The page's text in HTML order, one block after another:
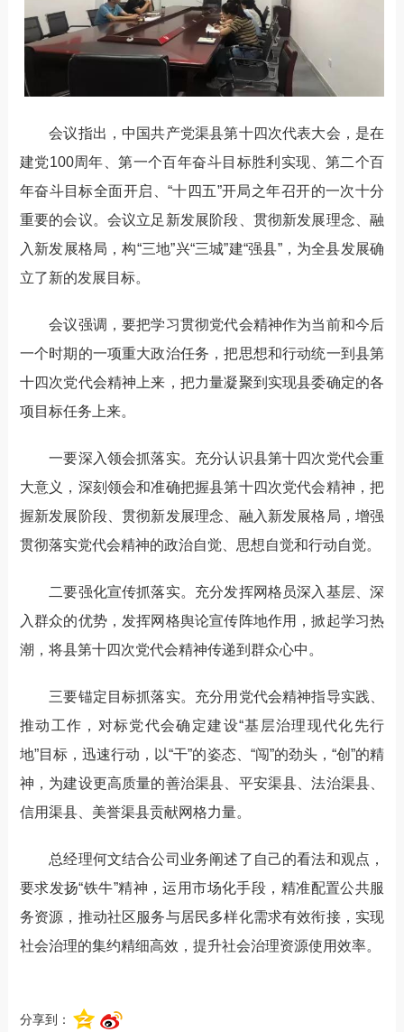
会议指出，中国共产党渠县第十四次代表大会，是在
建党100周年、第一个百年奋斗目标胜利实现、第二个百
年奋斗目标全面开启、“十四五”开局之年召开的一次十分
重要的会议。会议立足新发展阶段、贯彻新发展理念、融
入新发展格局，构“三地”兴“三城”建“强县”，为全县发展确
立了新的发展目标。
会议强调，要把学习贯彻党代会精神作为当前和今后
一个时期的一项重大政治任务，把思想和行动统一到县第
十四次党代会精神上来，把力量凝聚到实现县委确定的各
项目标任务上来。
一要深入领会抓落实。充分认识县第十四次党代会重
大意义，深刻领会和准确把握县第十四次党代会精神，把
握新发展阶段、贯彻新发展理念、融入新发展格局，增强
贯彻落实党代会精神的政治自觉、思想自觉和行动自觉。
二要强化宣传抓落实。充分发挥网格员深入基层、深
入群众的优势，发挥网格舆论宣传阵地作用，掀起学习热
潮，将县第十四次党代会精神传递到群众心中。
三要锚定目标抓落实。充分用党代会精神指导实践、
推动工作，对标党代会确定建设“基层治理现代化先行
地”目标，迅速行动，以“干”的姿态、“闯”的劲头，“创”的精
神，为建设更高质量的善治渠县、平安渠县、法治渠县、
信用渠县、美誉渠县贡献网格力量。
总经理何文结合公司业务阐述了自己的看法和观点，
要求发扬“铁牛”精神，运用市场化手段，精准配置公共服
务资源，推动社区服务与居民多样化需求有效衔接，实现
社会治理的集约精细高效，提升社会治理资源使用效率。
分享到：